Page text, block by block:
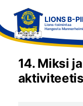
Siirry
sivun
sisältöön
LIONS B-
Lions-toimintaa
Hangosta
14. Miksi